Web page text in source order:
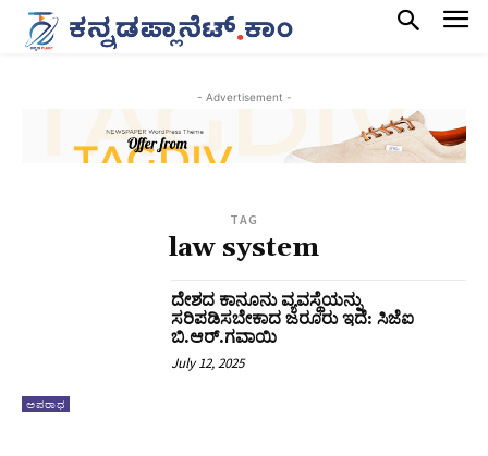
- Advertisement -
TAG
law system
ಅಪರಾಧ
ದೇಶದ ಕಾನೂನು ವ್ಯವಸ್ಥೆಯನ್ನು
ಸರಿಪಡಿಸಬೇಕಾದ ಜರೂರು ಇದೆ: ಸಿಜೆಐ
ಬಿ.ಆರ್.ಗವಾಯಿ
July 12, 2025